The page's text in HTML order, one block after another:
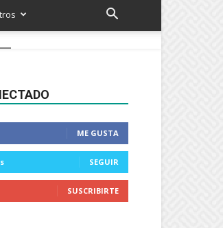
ME GUSTA
SEGUIR
SUSCRIBIRTE